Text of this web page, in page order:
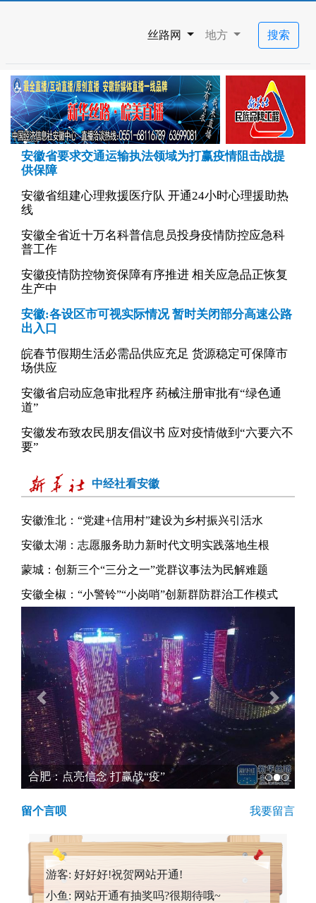
丝路网 地方 搜索
安徽省要求交通运输执法领域为打赢疫情阻击战提
供保障
安徽省组建心理救援医疗队 开通24小时心理援助热
线
安徽全省近十万名科普信息员投身疫情防控应急科
普工作
安徽疫情防控物资保障有序推进 相关应急品正恢复
生产中
安徽:各设区市可视实际情况 暂时关闭部分高速公路
出入口
皖春节假期生活必需品供应充足 货源稳定可保障市
场供应
安徽省启动应急审批程序 药械注册审批有“绿色通
道”
安徽发布致农民朋友倡议书 应对疫情做到“六要六不
要”
中经社看安徽
安徽淮北：“党建+信用村”建设为乡村振兴引活水
安徽太湖：志愿服务助力新时代文明实践落地生根
蒙城：创新三个“三分之一”党群议事法为民解难题
安徽全椒：“小警铃”“小岗哨”创新群防群治工作模式
合肥：点亮信念 打赢战“疫”
Previous Next
留个言呗 我要留言
游客: 好好好!祝贺网站开通!
小鱼: 网站开通有抽奖吗?很期待哦~